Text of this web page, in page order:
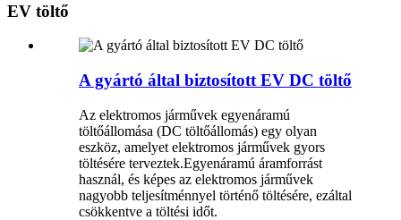
EV töltő
A gyártó által biztosított EV DC töltő
Az elektromos járművek egyenáramú
töltőállomása (DC töltőállomás) egy olyan
eszköz, amelyet elektromos járművek gyors
töltésére terveztek.Egyenáramú áramforrást
használ, és képes az elektromos járművek
nagyobb teljesítménnyel történő töltésére, ezáltal
csökkentve a töltési időt.